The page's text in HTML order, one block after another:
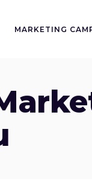
MARKETING